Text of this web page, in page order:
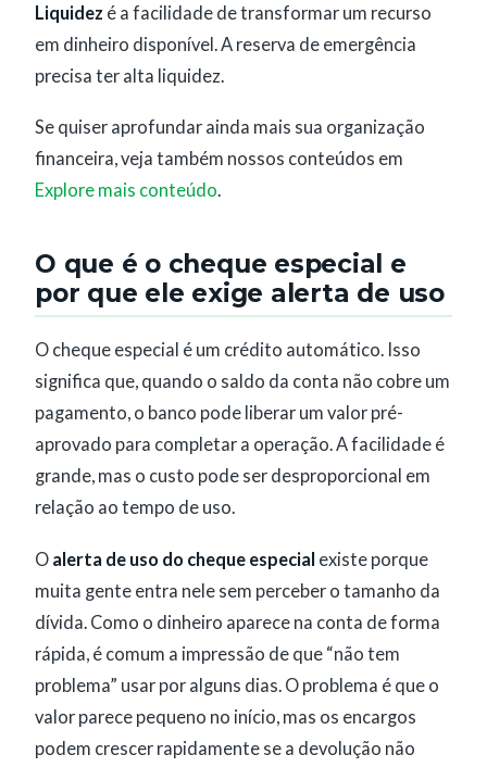
Liquidez é a facilidade de transformar um recurso
em dinheiro disponível. A reserva de emergência
precisa ter alta liquidez.
Se quiser aprofundar ainda mais sua organização
financeira, veja também nossos conteúdos em
Explore mais conteúdo.
O que é o cheque especial e
por que ele exige alerta de uso
O cheque especial é um crédito automático. Isso
significa que, quando o saldo da conta não cobre um
pagamento, o banco pode liberar um valor pré-
aprovado para completar a operação. A facilidade é
grande, mas o custo pode ser desproporcional em
relação ao tempo de uso.
O alerta de uso do cheque especial existe porque
muita gente entra nele sem perceber o tamanho da
dívida. Como o dinheiro aparece na conta de forma
rápida, é comum a impressão de que “não tem
problema” usar por alguns dias. O problema é que o
valor parece pequeno no início, mas os encargos
podem crescer rapidamente se a devolução não